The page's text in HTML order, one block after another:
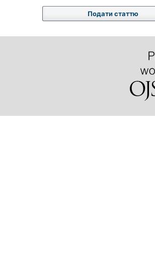
Подати статтю